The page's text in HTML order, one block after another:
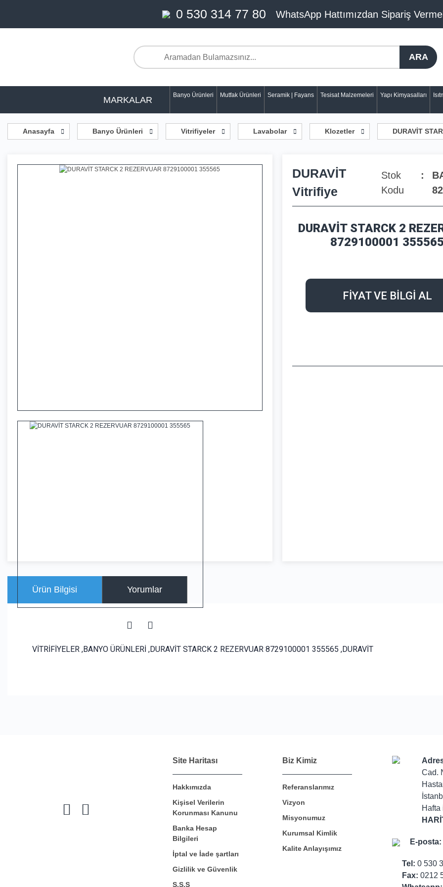
0 530 314 77 80 WhatsApp Hattımızdan Sipariş
ARA
MARKALAR Banyo Ürünleri Mutfak Ürünleri Seramik | Fayans Tesisat Malzemeleri Yapı Kimyasalları
Anasayfa Banyo Ürünleri Vitrifiyeler Lavabolar Klozetler DURAVİT
DURAVİT
Vitrifiye
Stok
Kodu
82
DURAVİT STARCK 2
8729100001 355565
FİYAT VE BİLGİ AL
Ürün Bilgisi Yorumlar
VİTRİFİYELER ,BANYO ÜRÜNLERİ ,DURAVİT STARCK 2 REZERVUAR 8729100001 355565 ,DURAVİT
Bu ürüne ilk yorumu siz yapın!
Yorum Yaz
Site Haritası
Hakkımızda
Kişisel Verilerin
Korunması Kanunu
Banka Hesap
Bilgileri
İptal ve İade şartları
Gizlilik ve Güvenlik
S.S.S
Biz Kimiz
Referanslarımız
Vizyon
Misyonumuz
Kurumsal Kimlik
Kalite Anlayışımız
Cad.
Hafta
E-posta:
Tel: 0 530
Fax: 0212